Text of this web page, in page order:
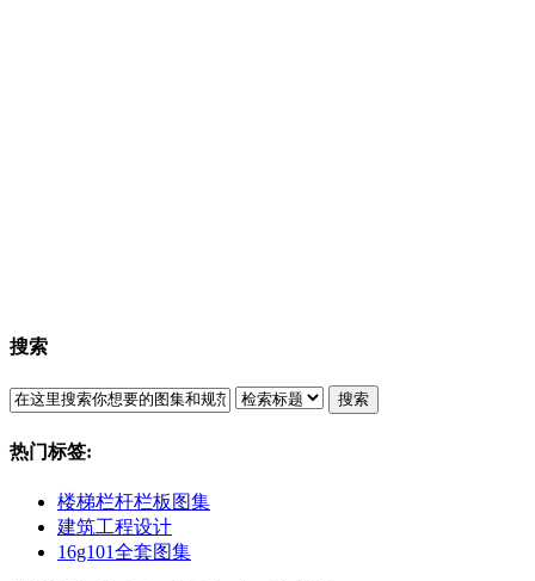
搜索
搜索
热门标签:
楼梯栏杆栏板图集
建筑工程设计
16g101全套图集